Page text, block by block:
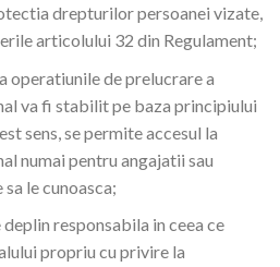
drepturilor persoanei vizate,
articolului 32 din Regulament;
operatiunile de prelucrare a
va fi stabilit pe baza principiului
sens, se permite accesul la
numai pentru angajatii sau
le cunoasca;
responsabila in ceea ce
propriu cu privire la